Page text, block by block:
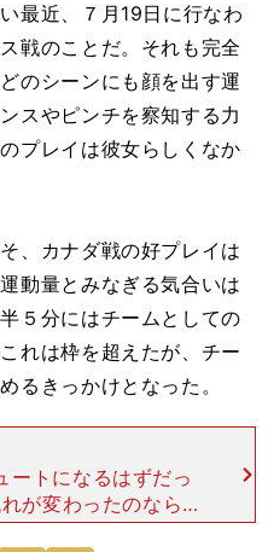
最近、７月19日に行なわ
戦のことだ。それも完全
のシーンにも顔を出す運
スやピンチを察知する力
プレイは彼女らしくなか
、カナダ戦の好プレイは
動量とみなぎる気合いは
５分にはチームとしての
れは枠を超えたが、チー
るきっかけとなった。
ートになるはずだっ
が変わったのならよ
起点は澤だった。